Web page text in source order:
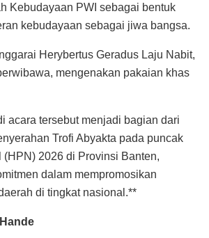
Kebudayaan PWI sebagai bentuk
kebudayaan sebagai jiwa bangsa.
Herybertus Geradus Laju Nabit,
mengenakan pakaian khas
acara tersebut menjadi bagian dari
Trofi Abyakta pada puncak
(HPN) 2026 di Provinsi Banten,
dalam mempromosikan
di tingkat nasional.**